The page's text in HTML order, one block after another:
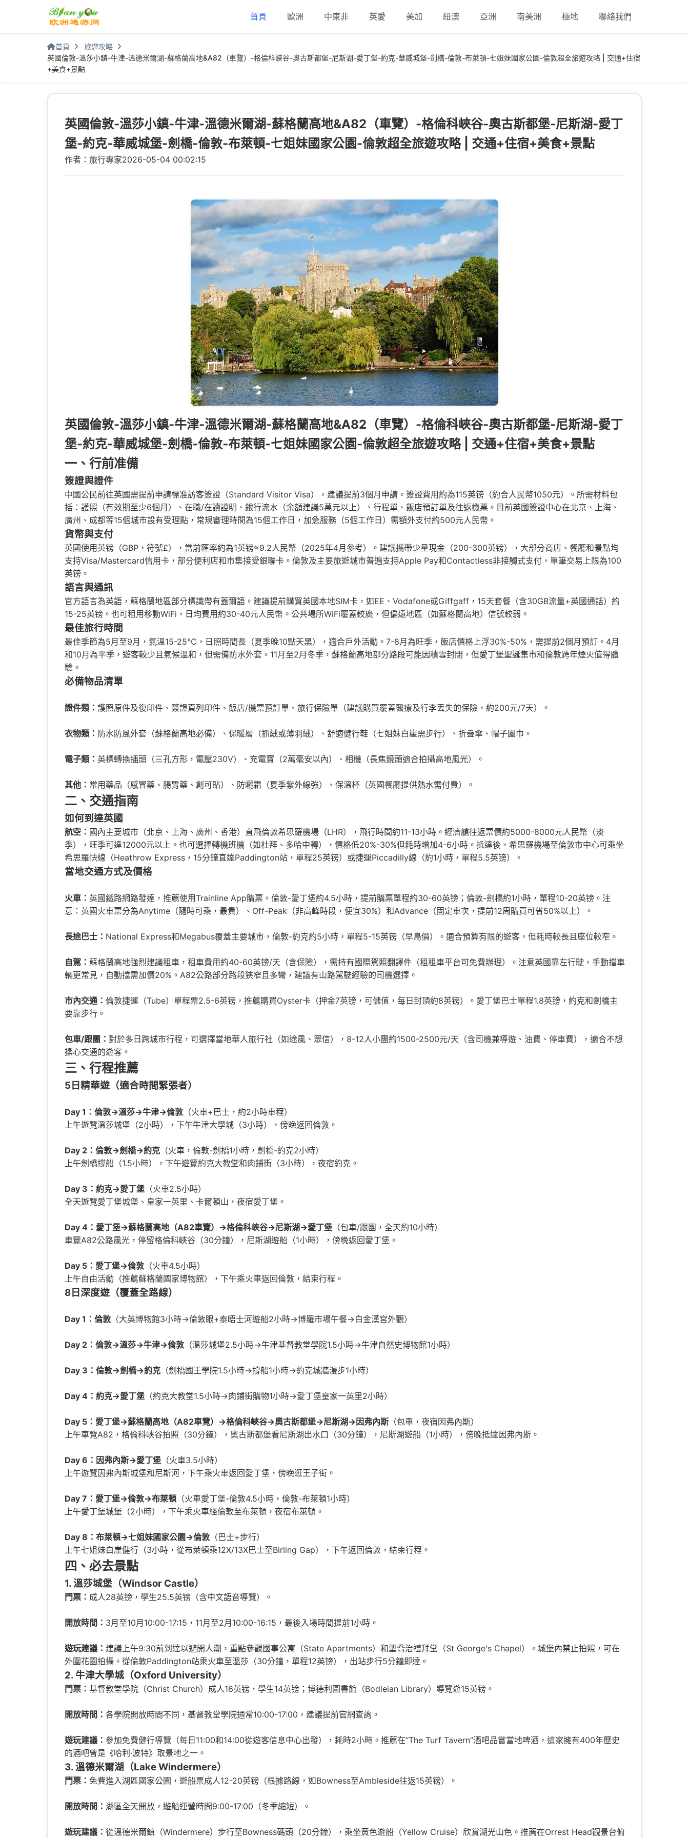
首頁 歐洲 中東非 英愛 美加 紐澳 亞洲 南美洲 極地 聯絡我們
首頁
旅遊攻略
英國倫敦-溫莎小鎮-牛津-溫德米爾湖-蘇格蘭高地&A82（車覽）-格倫科峽谷-奧古斯都堡-尼斯湖-愛丁堡-約克-華威城堡-劍橋-倫敦-布萊頓-七姐妹國家公園-倫敦超全旅遊攻略 | 交通+住宿
+美食+景點
英國倫敦-溫莎小鎮-牛津-溫德米爾湖-蘇格蘭高地&A82（車覽）-格倫科峽谷-奧古斯都堡-尼斯湖-愛丁
堡-約克-華威城堡-劍橋-倫敦-布萊頓-七姐妹國家公園-倫敦超全旅遊攻略 | 交通+住宿+美食+景點
作者：旅行專家2026-05-04 00:02:15
英國倫敦-溫莎小鎮-牛津-溫德米爾湖-蘇格蘭高地&A82（車覽）-格倫科峽谷-奧古斯都堡-尼斯湖-愛丁
堡-約克-華威城堡-劍橋-倫敦-布萊頓-七姐妹國家公園-倫敦超全旅遊攻略 | 交通+住宿+美食+景點
一、行前准備
簽證與證件
中國公民前往英國需提前申請標准訪客簽證（Standard Visitor Visa），建議提前3個月申請。簽證費用約為115英镑（約合人民幣1050元）。所需材料包
括：護照（有效期至少6個月）、在職/在讀證明、銀行流水（余額建議5萬元以上）、行程單、飯店預訂單及往返機票。目前英國簽證中心在北京、上海、
廣州、成都等15個城市設有受理點，常規審理時間為15個工作日，加急服務（5個工作日）需額外支付約500元人民幣。
貨幣與支付
英國使用英镑（GBP，符號£），當前匯率約為1英镑≈9.2人民幣（2025年4月參考）。建議攜帶少量現金（200-300英镑），大部分商店、餐廳和景點均
支持Visa/Mastercard信用卡，部分便利店和市集接受銀聯卡。倫敦及主要旅遊城市普遍支持Apple Pay和Contactless非接觸式支付，單筆交易上限為100
英镑。
語言與通訊
官方語言為英語，蘇格蘭地區部分標識帶有蓋爾語。建議提前購買英國本地SIM卡，如EE、Vodafone或Giffgaff，15天套餐（含30GB流量+英國通話）約
15-25英镑。也可租用移動WiFi，日均費用約30-40元人民幣。公共場所WiFi覆蓋較廣，但偏遠地區（如蘇格蘭高地）信號較弱。
最佳旅行時間
最佳季節為5月至9月，氣溫15-25℃，日照時間長（夏季晚10點天黑），適合戶外活動。7-8月為旺季，飯店價格上浮30%-50%，需提前2個月預訂。4月
和10月為平季，遊客較少且氣候溫和，但需備防水外套。11月至2月冬季，蘇格蘭高地部分路段可能因積雪封閉，但愛丁堡聖誕集市和倫敦跨年煙火值得體
驗。
必備物品清單
證件類： 護照原件及復印件、簽證頁列印件、飯店/機票預訂單、旅行保險單（建議購買覆蓋醫療及行李丟失的保險，約200元/7天）。
衣物類： 防水防風外套（蘇格蘭高地必備）、保暖層（抓絨或薄羽絨）、舒適健行鞋（七姐妹白崖需步行）、折疊傘、帽子圍巾。
電子類： 英標轉換插頭（三孔方形，電壓230V）、充電寶（2萬毫安以內）、相機（長焦鏡頭適合拍攝高地風光）。
其他： 常用藥品（感冒藥、腸胃藥、創可貼）、防曬霜（夏季紫外線強）、保溫杯（英國餐廳提供熱水需付費）。
二、交通指南
如何到達英國
航空： 國內主要城市（北京、上海、廣州、香港）直飛倫敦希思羅機場（LHR），飛行時間約11-13小時。經濟艙往返票價約5000-8000元人民幣（淡
季），旺季可達12000元以上。也可選擇轉機班機（如杜拜、多哈中轉），價格低20%-30%但耗時增加4-6小時。抵達後，希思羅機場至倫敦市中心可乘坐
希思羅快線（Heathrow Express，15分鐘直達Paddington站，單程25英镑）或捷運Piccadilly線（約1小時，單程5.5英镑）。
當地交通方式及價格
火車： 英國鐵路網路發達，推薦使用Trainline App購票。倫敦-愛丁堡約4.5小時，提前購票單程約30-60英镑；倫敦-劍橋約1小時，單程10-20英镑。注
意：英國火車票分為Anytime（隨時可乘，最貴）、Off-Peak（非高峰時段，便宜30%）和Advance（固定車次，提前12周購買可省50%以上）。
長途巴士： National Express和Megabus覆蓋主要城市，倫敦-約克約5小時，單程5-15英镑（早鳥價）。適合預算有限的遊客，但耗時較長且座位較窄。
自駕： 蘇格蘭高地強烈建議租車，租車費用約40-60英镑/天（含保險），需持有國際駕照翻譯件（租租車平台可免費辦理）。注意英國靠左行駛，手動擋車
輛更常見，自動擋需加價20%。A82公路部分路段狹窄且多彎，建議有山路駕駛經驗的司機選擇。
市內交通： 倫敦捷運（Tube）單程票2.5-6英镑，推薦購買Oyster卡（押金7英镑，可儲值，每日封頂約8英镑）。愛丁堡巴士單程1.8英镑，約克和劍橋主
要靠步行。
包車/跟團： 對於多日跨城市行程，可選擇當地華人旅行社（如途風、眾信），8-12人小團約1500-2500元/天（含司機兼導遊、油費、停車費），適合不想
操心交通的遊客。
三、行程推薦
5日精華遊（適合時間緊張者）
Day 1：倫敦→溫莎→牛津→倫敦（火車+巴士，約2小時車程）
上午遊覽溫莎城堡（2小時），下午牛津大學城（3小時），傍晚返回倫敦。
Day 2：倫敦→劍橋→約克（火車，倫敦-劍橋1小時，劍橋-約克2小時）
上午劍橋撐船（1.5小時），下午遊覽約克大教堂和肉鋪街（3小時），夜宿約克。
Day 3：約克→愛丁堡（火車2.5小時）
全天遊覽愛丁堡城堡、皇家一英里、卡爾頓山，夜宿愛丁堡。
Day 4：愛丁堡→蘇格蘭高地（A82車覽）→格倫科峽谷→尼斯湖→愛丁堡（包車/跟團，全天約10小時）
車覽A82公路風光，停留格倫科峽谷（30分鐘），尼斯湖遊船（1小時），傍晚返回愛丁堡。
Day 5：愛丁堡→倫敦（火車4.5小時）
上午自由活動（推薦蘇格蘭國家博物館），下午乘火車返回倫敦，結束行程。
8日深度遊（覆蓋全路線）
Day 1：倫敦（大英博物館3小時→倫敦眼+泰晤士河遊船2小時→博羅市場午餐→白金漢宮外觀）
Day 2：倫敦→溫莎→牛津→倫敦（溫莎城堡2.5小時→牛津基督教堂學院1.5小時→牛津自然史博物館1小時）
Day 3：倫敦→劍橋→約克（劍橋國王學院1.5小時→撐船1小時→約克城牆漫步1小時）
Day 4：約克→愛丁堡（約克大教堂1.5小時→肉鋪街購物1小時→愛丁堡皇家一英里2小時）
Day 5：愛丁堡→蘇格蘭高地（A82車覽）→格倫科峽谷→奧古斯都堡→尼斯湖→因弗內斯（包車，夜宿因弗內斯）
上午車覽A82，格倫科峽谷拍照（30分鐘），奧古斯都堡看尼斯湖出水口（30分鐘），尼斯湖遊船（1小時），傍晚抵達因弗內斯。
Day 6：因弗內斯→愛丁堡（火車3.5小時）
上午遊覽因弗內斯城堡和尼斯河，下午乘火車返回愛丁堡，傍晚逛王子街。
Day 7：愛丁堡→倫敦→布萊頓（火車愛丁堡-倫敦4.5小時，倫敦-布萊頓1小時）
上午愛丁堡城堡（2小時），下午乘火車經倫敦至布萊頓，夜宿布萊頓。
Day 8：布萊頓→七姐妹國家公園→倫敦（巴士+步行）
上午七姐妹白崖健行（3小時，從布萊頓乘12X/13X巴士至Birling Gap），下午返回倫敦，結束行程。
四、必去景點
1. 溫莎城堡（Windsor Castle）
門票： 成人28英镑，學生25.5英镑（含中文語音導覽）。
開放時間： 3月至10月10:00-17:15，11月至2月10:00-16:15，最後入場時間提前1小時。
遊玩建議： 建議上午9:30前到達以避開人潮，重點參觀國事公寓（State Apartments）和聖喬治禮拜堂（St George's Chapel）。城堡內禁止拍照，可在
外圍花園拍攝。從倫敦Paddington站乘火車至溫莎（30分鐘，單程12英镑），出站步行5分鐘即達。
2. 牛津大學城（Oxford University）
門票： 基督教堂學院（Christ Church）成人16英镑，學生14英镑；博德利圖書館（Bodleian Library）導覽遊15英镑。
開放時間： 各學院開放時間不同，基督教堂學院通常10:00-17:00，建議提前官網查詢。
遊玩建議： 參加免費健行導覽（每日11:00和14:00從遊客信息中心出發），耗時2小時。推薦在“The Turf Tavern”酒吧品嘗當地啤酒，這家擁有400年歷史
的酒吧曾是《哈利·波特》取景地之一。
3. 溫德米爾湖（Lake Windermere）
門票： 免費進入湖區國家公園，遊船票成人12-20英镑（根據路線，如Bowness至Ambleside往返15英镑）。
開放時間： 湖區全天開放，遊船運營時間9:00-17:00（冬季縮短）。
遊玩建議： 從溫德米爾鎮（Windermere）步行至Bowness碼頭（20分鐘），乘坐黃色遊船（Yellow Cruise）欣賞湖光山色。推薦在Orrest Head觀景台俯